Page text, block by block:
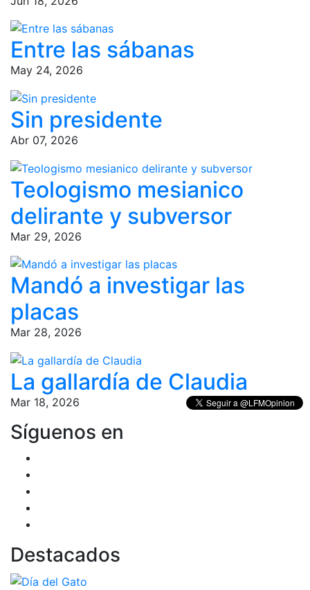
Entre las sábanas
May 24, 2026
Sin presidente
Abr 07, 2026
Teologismo mesianico
delirante y subversor
Mar 29, 2026
Mandó a investigar las
placas
Mar 28, 2026
La gallardía de Claudia
Mar 18, 2026
Síguenos en
Destacados